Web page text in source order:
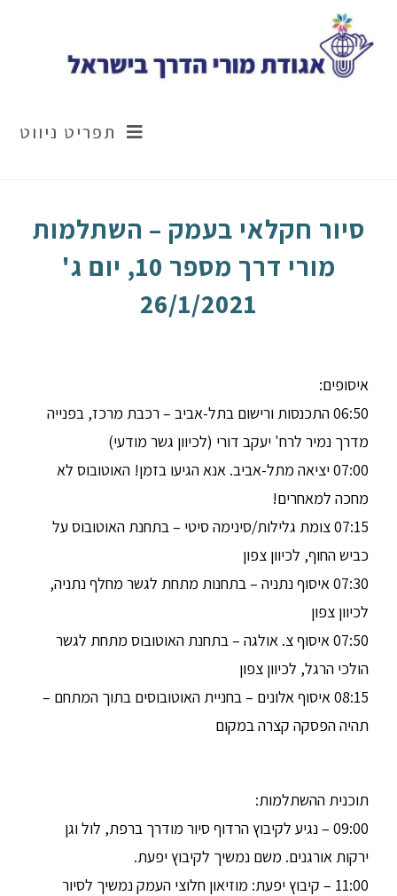
תפריט ניווט
סיור חקלאי בעמק – השתלמות
מורי דרך מספר 10, יום ג'
26/1/2021
איסופים:
06:50 התכנסות ורישום בתל-אביב – רכבת מרכז, בפנייה
מדרך נמיר לרח' יעקב דורי (לכיוון גשר מודעי)
07:00 יציאה מתל-אביב. אנא הגיעו בזמן! האוטובוס לא
מחכה למאחרים!
07:15 צומת גלילות/סינימה סיטי – בתחנת האוטובוס על
כביש החוף, לכיוון צפון
07:30 איסוף נתניה – בתחנות מתחת לגשר מחלף נתניה,
לכיוון צפון
07:50 איסוף צ. אולגה – בתחנת האוטובוס מתחת לגשר
הולכי הרגל, לכיוון צפון
08:15 איסוף אלונים – בחניית האוטובוסים בתוך המתחם –
תהיה הפסקה קצרה במקום
תוכנית ההשתלמות:
09:00 – נגיע לקיבוץ הרדוף סיור מודרך ברפת, לול וגן
ירקות אורגנים. משם נמשיך לקיבוץ יפעת.
11:00 – קיבוץ יפעת: מוזיאון חלוצי העמק נמשיך לסיור